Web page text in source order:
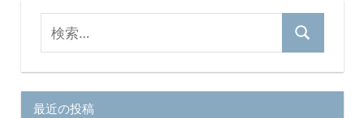
対
象:
検
最近の投稿